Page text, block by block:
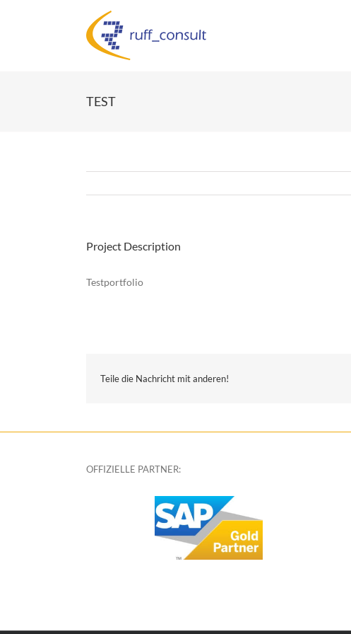
TEST
Project Description
Testportfolio
Teile die Nachricht mit anderen!
OFFIZIELLE PARTNER: